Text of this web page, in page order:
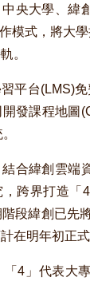
央大學、緯
模式，將大
。
平台(LMS)
發課程地圖
合緯創雲端
跨界打造「
段緯創已先
在明年初正式
4」代表大